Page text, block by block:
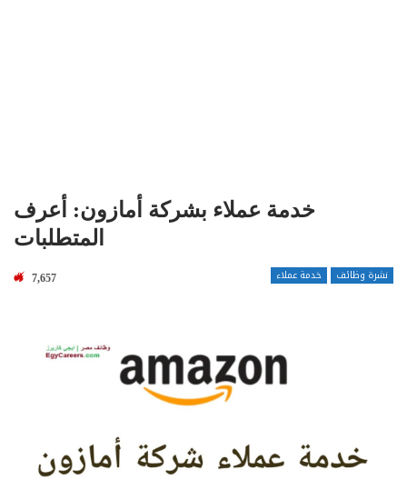
خدمة عملاء بشركة أمازون: أعرف
المتطلبات
خدمة عملاء نشرة وظائف 7,657